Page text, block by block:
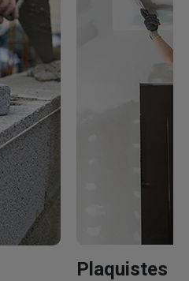
Plaquistes -